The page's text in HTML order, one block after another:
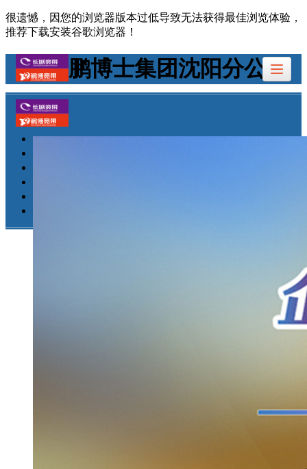
很遗憾，因您的浏览器版本过低导致无法获得最佳浏览体验，
推荐下载安装谷歌浏览器！
鹏博士集团沈阳分公司
沈阳宽带
光纤宽带套餐
光纤专线新闻